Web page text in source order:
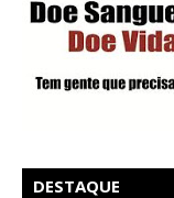
DESTAQUE